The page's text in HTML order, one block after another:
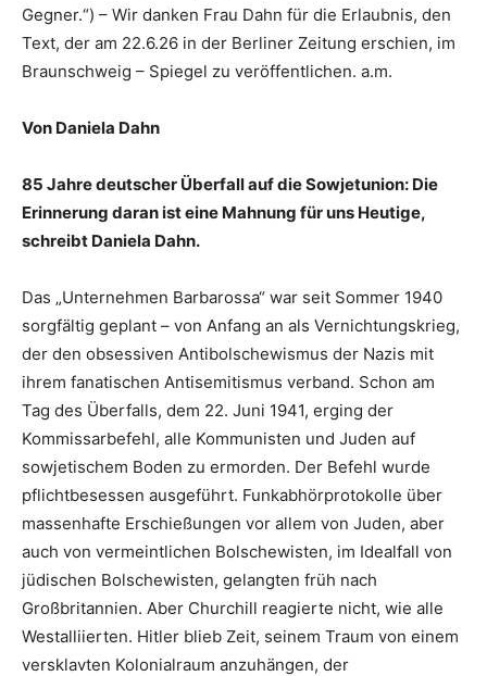
Gegner.“) – Wir danken Frau Dahn für die Erlaubnis, den
Text, der am 22.6.26 in der Berliner Zeitung erschien, im
Braunschweig – Spiegel zu veröffentlichen. a.m.
Von Daniela Dahn
85 Jahre deutscher Überfall auf die Sowjetunion: Die
Erinnerung daran ist eine Mahnung für uns Heutige,
schreibt Daniela Dahn.
Das „Unternehmen Barbarossa“ war seit Sommer 1940
sorgfältig geplant – von Anfang an als Vernichtungskrieg,
der den obsessiven Antibolschewismus der Nazis mit
ihrem fanatischen Antisemitismus verband. Schon am
Tag des Überfalls, dem 22. Juni 1941, erging der
Kommissarbefehl, alle Kommunisten und Juden auf
sowjetischem Boden zu ermorden. Der Befehl wurde
pflichtbesessen ausgeführt. Funkabhörprotokolle über
massenhafte Erschießungen vor allem von Juden, aber
auch von vermeintlichen Bolschewisten, im Idealfall von
jüdischen Bolschewisten, gelangten früh nach
Großbritannien. Aber Churchill reagierte nicht, wie alle
Westalliierten. Hitler blieb Zeit, seinem Traum von einem
versklavten Kolonialraum anzuhängen, der